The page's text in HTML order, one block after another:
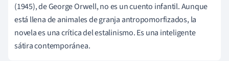
(1945), de George Orwell, no es un cuento infantil. Aunque
está llena de animales de granja antropomorfizados, la
novela es una crítica del estalinismo. Es una inteligente
sátira contemporánea.